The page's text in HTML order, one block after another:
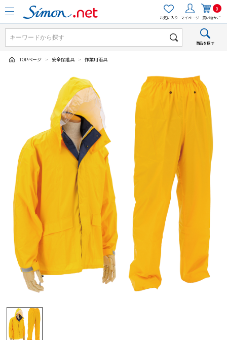
お気に入り マイページ
0
買い物かご
商品を探す
TOPページ > 安全保護具 > 作業用雨具